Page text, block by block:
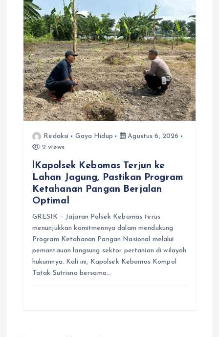
Redaksi Gaya Hidup
Agustus 6, 2026
2 views
lKapolsek Kebomas Terjun ke
Lahan Jagung, Pastikan Program
Ketahanan Pangan Berjalan
Optimal
GRESIK – Jajaran Polsek Kebomas terus
menunjukkan komitmennya dalam mendukung
Program Ketahanan Pangan Nasional melalui
pemantauan langsung sektor pertanian di wilayah
hukumnya. Kali ini, Kapolsek Kebomas Kompol
Tatak Sutrisno bersama…